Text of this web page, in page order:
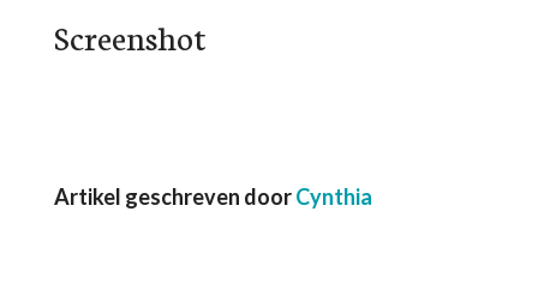
Screenshot
Artikel geschreven doorCynthia